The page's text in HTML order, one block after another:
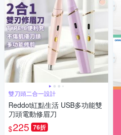
雙刀頭二合一設計
Reddot紅點生活 USB多功能雙
刀頭電動修眉刀
$225 76折